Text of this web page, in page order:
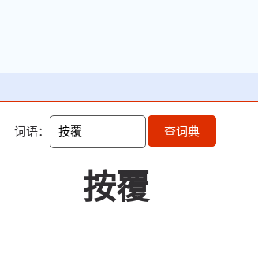
词语： 查词典
按覆